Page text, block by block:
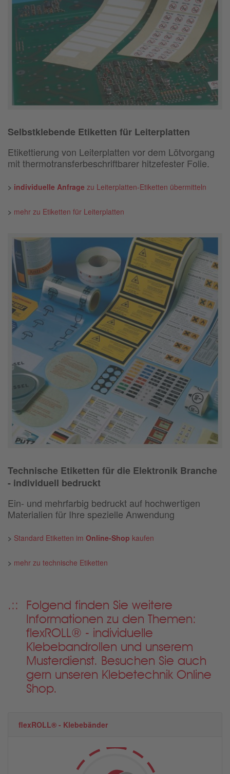
Selbstklebende Etiketten für Leiterplatten
Etikettierung von Leiterplatten vor dem Lötvorgang
mit thermotransferbeschriftbarer hitzefester Folie.
> individuelle Anfrage zu Leiterplatten-Etiketten übermitteln
> mehr zu Etiketten für Leiterplatten
Technische Etiketten für die Elektronik Branche
- individuell bedruckt
Ein- und mehrfarbig bedruckt auf hochwertigen
Materialien für Ihre spezielle Anwendung
> Standard Etiketten im Online-Shop kaufen
> mehr zu technische Etiketten
Folgend finden Sie weitere
Informationen zu den Themen:
flexROLL® - individuelle
Klebebandrollen und unserem
Musterdienst. Besuchen Sie auch
gern unseren Klebetechnik Online
Shop.
flexROLL® - Klebebänder